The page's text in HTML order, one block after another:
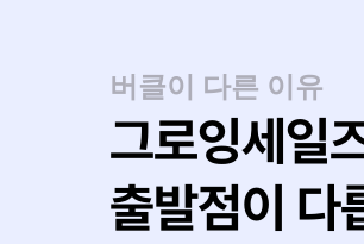
버클이 다른 이유
그로잉세일
출발점이 다